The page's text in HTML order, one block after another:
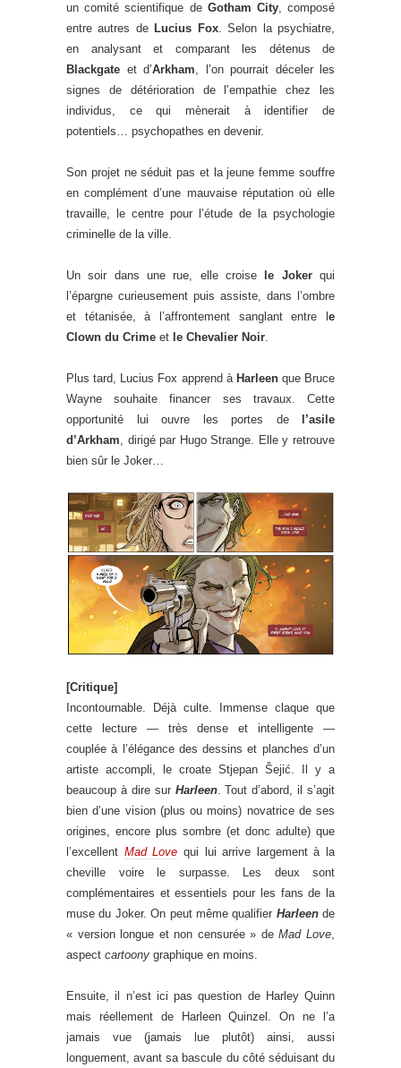
un comité scientifique de Gotham City, composé
entre autres de Lucius Fox. Selon la psychiatre,
en analysant et comparant les détenus de
Blackgate et d’Arkham, l’on pourrait déceler les
signes de détérioration de l’empathie chez les
individus, ce qui mènerait à identifier de
potentiels… psychopathes en devenir.
Son projet ne séduit pas et la jeune femme souffre
en complément d’une mauvaise réputation où elle
travaille, le centre pour l’étude de la psychologie
criminelle de la ville.
Un soir dans une rue, elle croise le Jokerqui
l’épargne curieusement puis assiste, dans l’ombre
et tétanisée, à l’affrontement sanglant entre l e
Clown du Crime et le Chevalier Noir.
Plus tard, Lucius Fox apprend à Harleenque Bruce
Wayne souhaite financer ses travaux. Cette
opportunité lui ouvre les portes de
l’asile
d’Arkham, dirigé par Hugo Strange. Elle y retrouve
bien sûr le Joker…
[Critique]
Incontournable. Déjà culte. Immense claque que
cette lecture — très dense et intelligente —
couplée à l’élégance des dessins et planches d’un
artiste accompli, le croate Stjepan Šejić. Il y a
beaucoup à dire sur Harleen. Tout d’abord, il s’agit
bien d’une vision (plus ou moins) novatrice de ses
origines, encore plus sombre (et donc adulte) que
l’excellent Mad Love qui lui arrive largement à la
cheville voire le surpasse. Les deux sont
complémentaires et essentiels pour les fans de la
muse du Joker. On peut même qualifier Harleende
« version longue et non censurée » deMad Love,
aspect cartoony graphique en moins.
Ensuite, il n’est ici pas question de Harley Quinn
mais réellement de Harleen Quinzel. On ne l’a
jamais vue (jamais lue plutôt) ainsi, aussi
longuement, avant sa bascule du côté séduisant du